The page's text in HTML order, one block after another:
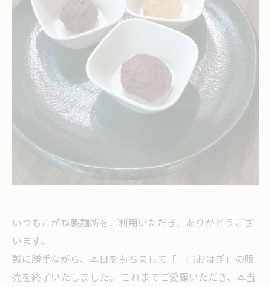
いつもこがね製麺所をご利用いただき、ありがとうござ
います。
誠に勝手ながら、本日をもちまして「一口おはぎ」の販
売を終了いたしました。 これまでご愛顧いただき、本当